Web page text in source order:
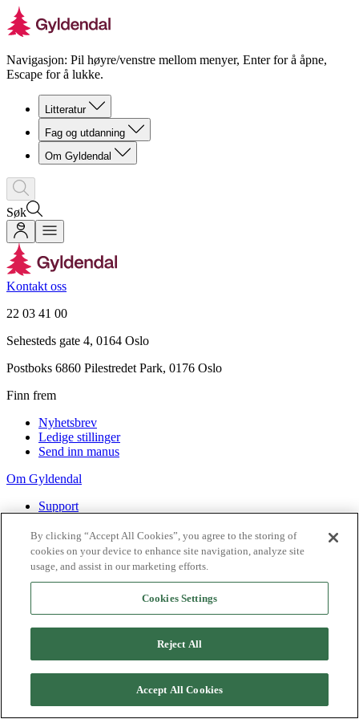
Navigasjon: Pil høyre/venstre mellom menyer, Enter for å åpne,
Escape for å lukke.
Litteratur
Fag og utdanning
Om Gyldendal
Søk
Kontakt oss
22 03 41 00
Sehesteds gate 4, 0164 Oslo
Postboks 6860 Pilestredet Park, 0176 Oslo
Finn frem
Nyhetsbrev
Ledige stillinger
Send inn manus
Om Gyldendal
Support
Agency
2026Gyldendal
Personvernerklæringer
Informasjonskapsler
By clicking “Accept All Cookies”, you agree to the storing of
cookies on your device to enhance site navigation, analyze site
usage, and assist in our marketing efforts.
Cookies Settings
Reject All
Accept All Cookies